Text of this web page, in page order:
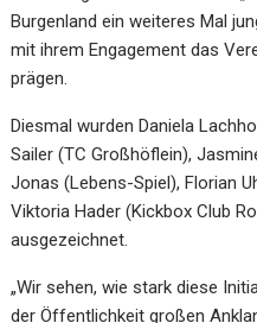
Burgenland ein weiteres Mal
mit ihrem Engagement das
prägen.
Diesmal wurden Daniela
Sailer (TC Großhöflein),
Jonas (Lebens-Spiel), Florian
Viktoria Hader (Kickbox Club
ausgezeichnet.
„Wir sehen, wie stark diese
der Öffentlichkeit großen